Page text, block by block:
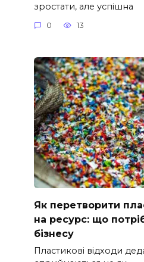
зростати, але успішна
0 13
Як перетворити
на ресурс: що
бізнесу
Пластикові відходи